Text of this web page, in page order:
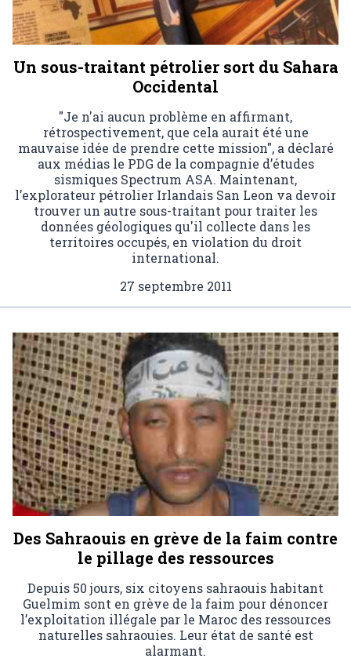
Un sous-traitant pétrolier sort du Sahara
Occidental
"Je n'ai aucun problème en affirmant,
rétrospectivement, que cela aurait été une
mauvaise idée de prendre cette mission", a déclaré
aux médias le PDG de la compagnie d’études
sismiques Spectrum ASA. Maintenant,
l’explorateur pétrolier Irlandais San Leon va devoir
trouver un autre sous-traitant pour traiter les
données géologiques qu'il collecte dans les
territoires occupés, en violation du droit
international.
27 septembre 2011
Des Sahraouis en grève de la faim contre
le pillage des ressources
Depuis 50 jours, six citoyens sahraouis habitant
Guelmim sont en grève de la faim pour dénoncer
l’exploitation illégale par le Maroc des ressources
naturelles sahraouies. Leur état de santé est
alarmant.